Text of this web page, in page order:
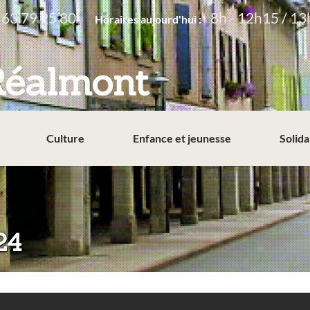
79 25 80 Horaires aujourd'hui : 8h - 12h15 /
Culture Enfance et jeunesse